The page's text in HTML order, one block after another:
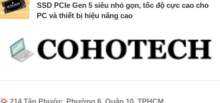
SSD PCIe Gen 5 siêu nhỏ gọn, tốc độ cực cao cho
PC và thiết bị hiệu năng cao
214 Tân Phước, Phường 6, Quận 10, TPHCM